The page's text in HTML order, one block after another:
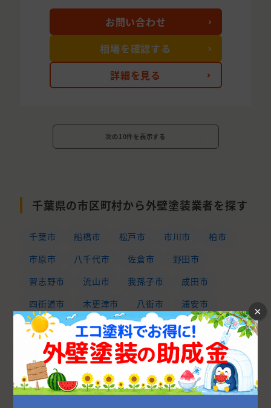
詳細を見る
お問い合わせ
相場を確認する
次の10件を表示する
千葉県の市区町村から外壁塗装業者を探す
千葉市 船橋市 松戸市 市川市
柏市
市原市
八千代市 佐倉市
野田市
習志野市
流山市 我孫子市
成田市
四街道市
木更津市 八街市
浦安市
旭市
印西市 鎌ケ谷市 茂原市
君津市
袖ケ浦市
富里市 白井市
印旛郡
山武市
富津市 大網白里市
東金市
山武郡
いすみ市 長生郡 香取市
×